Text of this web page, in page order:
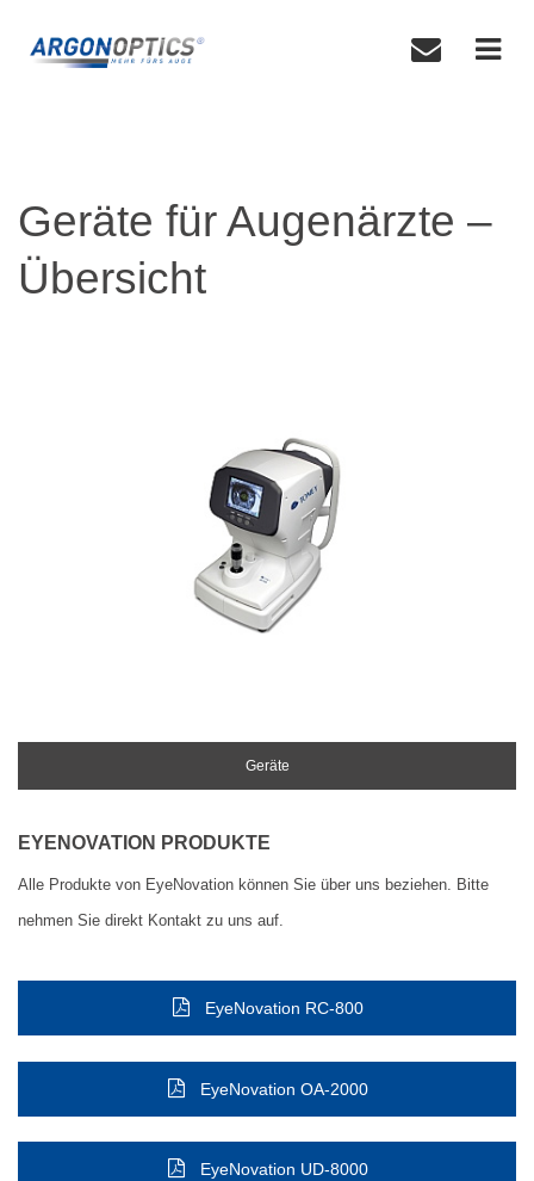
Geräte für Augenärzte –
Übersicht
Geräte
EYENOVATION PRODUKTE
Alle Produkte von EyeNovation können Sie über uns beziehen. Bitte
nehmen Sie direkt Kontakt zu uns auf.
EyeNovation RC-800
EyeNovation OA-2000
EyeNovation UD-8000